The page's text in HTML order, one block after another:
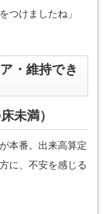
つけましたね」
・維持でき
未満）
本番。出来高算定
に、不安を感じる